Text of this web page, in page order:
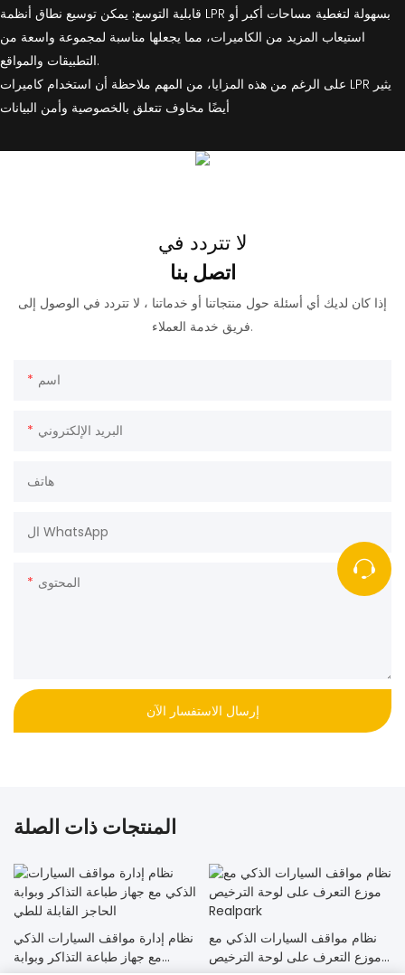
قابلية التوسع: يمكن توسيع نطاق أنظمة LPR بسهولة لتغطية مساحات أكبر أو
استيعاب المزيد من الكاميرات، مما يجعلها مناسبة لمجموعة واسعة من
التطبيقات والمواقع.
على الرغم من هذه المزايا، من المهم ملاحظة أن استخدام كاميرات LPR يثير
لا تتردد في
اتصل بنا
إذا كان لديك أي أسئلة حول منتجاتنا أو خدماتنا ، لا تتردد في الوصول إلى
فريق خدمة العملاء.
اسم
البريد الإلكتروني
هاتف
ال WhatsApp
المحتوى
إرسال الاستفسار الآن
المنتجات ذات الصلة
نظام إدارة مواقف السيارات الذكي
مع جهاز طباعة التذاكر وبوابة
نظام مواقف السيارات الذكي مع
موزع التعرف على لوحة الترخيص